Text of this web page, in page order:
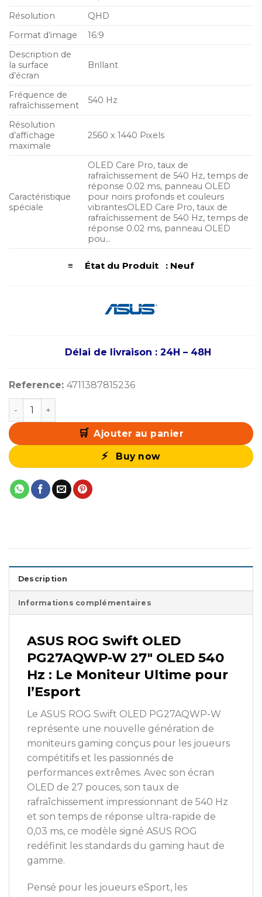
Résolution
QHD
Format d’image
16:9
Description de
la surface
d’écran
Brillant
Fréquence de
rafraîchissement
540 Hz
Résolution
d’affichage
maximale
2560 x 1440 Pixels
Caractéristique
spéciale
OLED Care Pro, taux de
rafraîchissement de 540 Hz, temps de
réponse 0.02 ms, panneau OLED
pour noirs profonds et couleurs
vibrantesOLED Care Pro, taux de
rafraîchissement de 540 Hz, temps de
réponse 0.02 ms, panneau OLED
pou…
≡ État du Produit : Neuf
Délai de livraison : 24H – 48H
Reference: 4711387815236
quantité de ASUS ROG Swift OLED PG27AQWP-W 27"
Ajouter au panier
Buy now
Description
Informations complémentaires
ASUS ROG Swift OLED
PG27AQWP-W 27″ OLED 540
Hz : Le Moniteur Ultime pour
l’Esport
Le ASUS ROG Swift OLED PG27AQWP-W
représente une nouvelle génération de
moniteurs gaming conçus pour les joueurs
compétitifs et les passionnés de
performances extrêmes. Avec son écran
OLED de 27 pouces, son taux de
rafraîchissement impressionnant de 540 Hz
et son temps de réponse ultra-rapide de
0,03 ms, ce modèle signé ASUS ROG
redéfinit les standards du gaming haut de
gamme.
Pensé pour les joueurs eSport, les